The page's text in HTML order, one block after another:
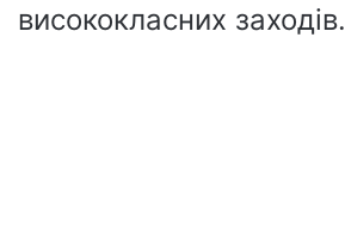
висококласних заходів.